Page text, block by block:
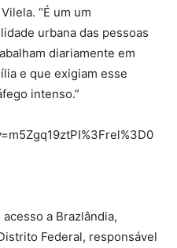
“É um um
urbana das pessoas
diariamente em
e que exigiam esse
intenso.”
a Brazlândia,
Federal, responsável